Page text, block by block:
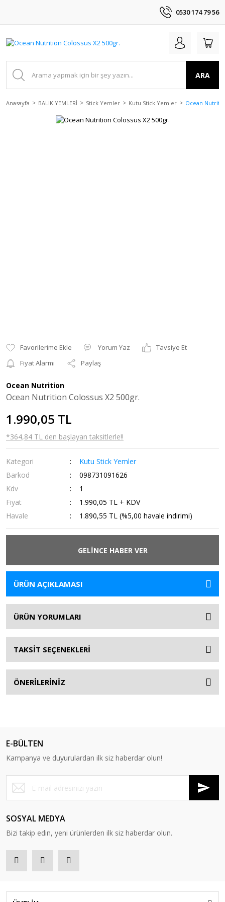
0530 174 79 56
ARA
Anasayfa BALIK YEMLERİ Stick Yemler Kutu Stick Yemler Ocean
Yorum Yaz
Tavsiye Et
Fiyat Alarmı
Paylaş
Ocean Nutrition
Ocean Nutrition Colossus X2 500gr.
1.990,05 TL
*364,84 TL den başlayan taksitlerle!!
Kategori
Kutu Stick Yemler
Barkod
098731091626
Kdv
1
Fiyat
1.990,05 TL + KDV
Havale
1.890,55 TL (%5,00 havale indirimi)
GELİNCE HABER VER
ÜRÜN AÇIKLAMASI
ÜRÜN YORUMLARI
TAKSİT SEÇENEKLERİ
ÖNERİLERİNİZ
E-BÜLTEN
Kampanya ve duyurulardan ilk siz haberdar olun!
SOSYAL MEDYA
Bizi takip edin, yeni ürünlerden ilk siz haberdar olun.